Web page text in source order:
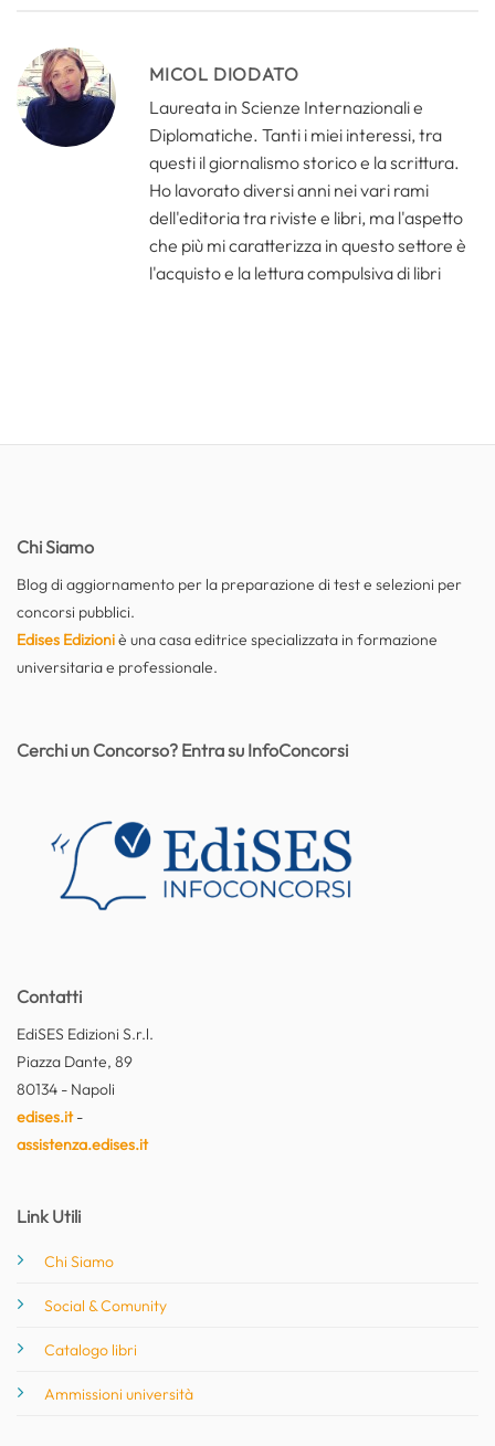
MICOL DIODATO
Laureata in Scienze Internazionali e
Diplomatiche. Tanti i miei interessi, tra
questi il giornalismo storico e la scrittura.
Ho lavorato diversi anni nei vari rami
dell'editoria tra riviste e libri, ma l'aspetto
che più mi caratterizza in questo settore è
l'acquisto e la lettura compulsiva di libri
Chi Siamo
Blog di aggiornamento per la preparazione di test e selezioni per
concorsi pubblici.
Edises Edizioniè una casa editrice specializzata in formazione
universitaria e professionale.
Contatti
EdiSES Edizioni S.r.l.
Piazza Dante, 89
80134 - Napoli
edises.it-
assistenza.edises.it
Link Utili
Chi Siamo
Social & Comunity
Catalogo libri
Ammissioni università
Cerchi un Concorso? Entra su InfoConcorsi